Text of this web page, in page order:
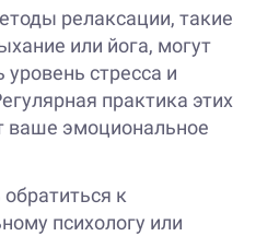
релаксации, такие
или йога, могут
уровень стресса и
практика этих
ваше эмоциональное
обратиться к
психологу или